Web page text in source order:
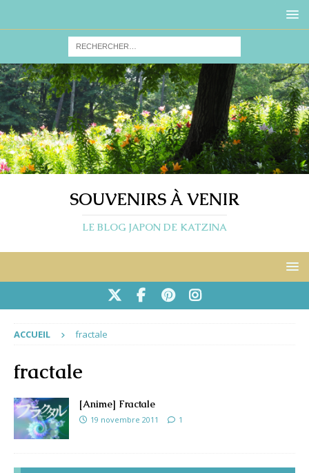
SOUVENIRS À VENIR
LE BLOG JAPON DE KATZINA
ACCUEIL fractale
fractale
[Anime] Fractale
19 novembre 2011 1